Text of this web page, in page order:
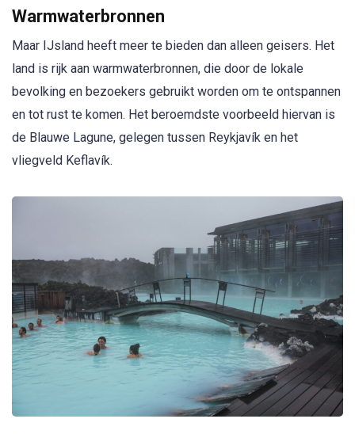
Warmwaterbronnen
Maar IJsland heeft meer te bieden dan alleen geisers. Het
land is rijk aan warmwaterbronnen, die door de lokale
bevolking en bezoekers gebruikt worden om te ontspannen
en tot rust te komen. Het beroemdste voorbeeld hiervan is
de Blauwe Lagune, gelegen tussen Reykjavík en het
vliegveld Keflavík.